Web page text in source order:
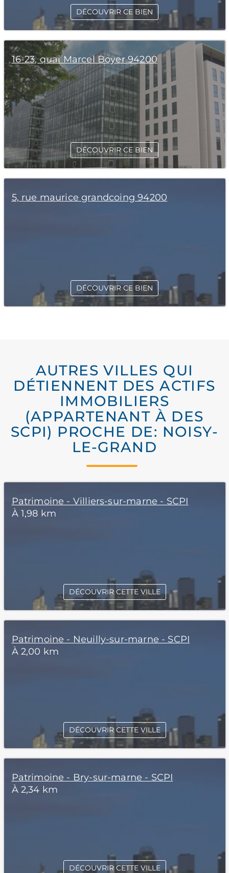
DÉCOUVRIR CE BIEN
16-23, quai Marcel Boyer 94200
DÉCOUVRIR CE BIEN
5, rue maurice grandcoing 94200
DÉCOUVRIR CE BIEN
AUTRES VILLES QUI
DÉTIENNENT DES ACTIFS
IMMOBILIERS
(APPARTENANT À DES
SCPI) PROCHE DE: NOISY-
LE-GRAND
Patrimoine - Villiers-sur-marne - SCPI
À 1,98 km
DÉCOUVRIR CETTE VILLE
Patrimoine - Neuilly-sur-marne - SCPI
À 2,00 km
DÉCOUVRIR CETTE VILLE
Patrimoine - Bry-sur-marne - SCPI
À 2,34 km
DÉCOUVRIR CETTE VILLE